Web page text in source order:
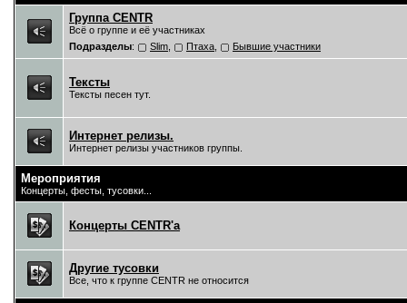
Группа CENTR
Всё о группе и её участниках
Подразделы: Slim Птаха Бывшие участники
Тексты
Тексты песен тут.
Интернет релизы.
Интернет релизы участников группы.
Мероприятия
Концерты, фесты, тусовки...
Концерты CENTR'a
Другие тусовки
Все, что к группе CENTR не относится